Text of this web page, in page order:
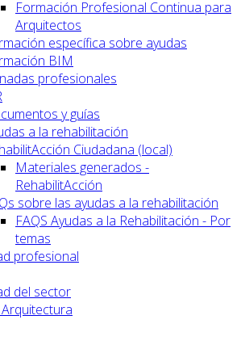
Formación Profesional Continua para
Arquitectos
específica sobre ayudas
BIM
profesionales
y guías
a la rehabilitación
Ciudadana (local)
Materiales generados -
RehabilitAcción
sobre las ayudas a la rehabilitación
FAQS Ayudas a la Rehabilitación - Por
temas
profesional
del sector